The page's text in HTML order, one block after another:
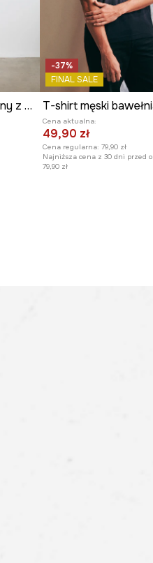
Zobacz
T-shirt męski bawełniany z nadrukiem
-37%
FINAL SALE
Cena aktualna:
49,90 zł
Cena regularna: 79,90 zł
Najniższa cena z 30 dni przed
79,90 zł